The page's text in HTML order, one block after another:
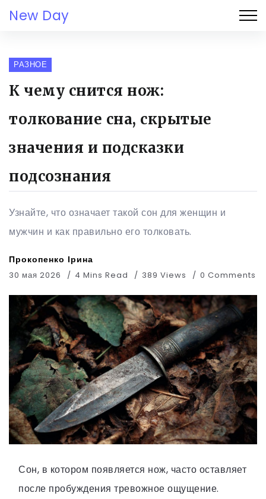
New Day
РАЗНОЕ
К чему снится нож:
толкование сна, скрытые
значения и подсказки
подсознания
Узнайте, что означает такой сон для женщин и
мужчин и как правильно его толковать.
Прокопенко Ірина
30 мая 2026 4 Mins Read 389 Views 0 Comments
Сон, в котором появляется нож, часто оставляет
после пробуждения тревожное ощущение.